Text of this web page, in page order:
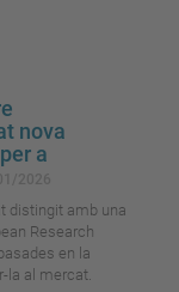
nova
a
distingit amb una
Research
en la
la al mercat.